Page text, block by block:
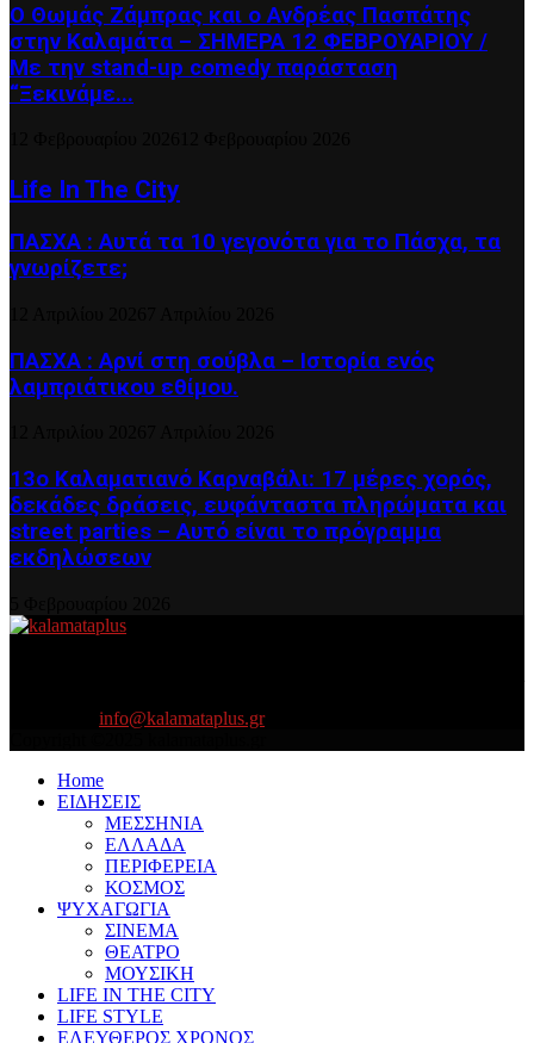
Ο Θωμάς Ζάμπρας και ο Ανδρέας Πασπάτης
στην Καλαμάτα – ΣΗΜΕΡΑ 12 ΦΕΒΡΟΥΑΡΙΟΥ /
Με την stand-up comedy παράσταση
“Ξεκινάμε...
Life In The City
ΠΑΣΧΑ : Αυτά τα 10 γεγονότα για το Πάσχα, τα
γνωρίζετε;
ΠΑΣΧΑ : Αρνί στη σούβλα – Ιστορία ενός
λαμπριάτικου εθίμου.
13ο Καλαματιανό Καρναβάλι: 17 μέρες χορός,
δεκάδες δράσεις, ευφάνταστα πληρώματα και
street parties – Αυτό είναι το πρόγραμμα
εκδηλώσεων
info@kalamataplus.gr
Home
ΕΙΔΗΣΕΙΣ
ΜΕΣΣΗΝΙΑ
ΕΛΛΑΔΑ
ΠΕΡΙΦΕΡΕΙΑ
ΚΟΣΜΟΣ
ΨΥΧΑΓΩΓΙΑ
ΣΙΝΕΜΑ
ΘΕΑΤΡΟ
ΜΟΥΣΙΚΗ
LIFE IN THE CITY
LIFE STYLE
ΕΛΕΥΘΕΡΟΣ ΧΡΟΝΟΣ